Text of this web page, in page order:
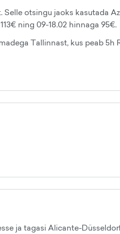
otsingu jaoks kasutada
ning 09-18.02 hinnaga 95€.
Tallinnast, kus peab 5h
ja tagasi Alicante-